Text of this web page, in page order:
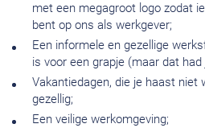
met een megagroot logo zodat
bent op ons als werkgever;
Een informele en gezellige
is voor een grapje (maar dat
Vakantiedagen, die je haast niet
gezellig;
Een veilige werkomgeving;